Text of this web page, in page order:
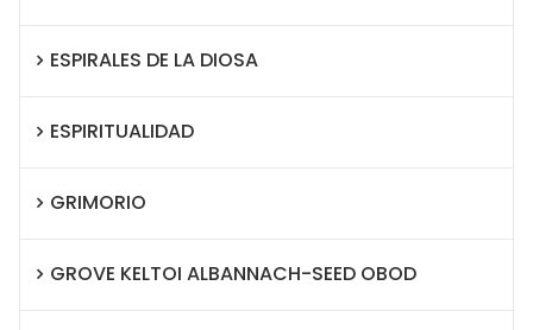
ESPIRALES DE LA DIOSA
ESPIRITUALIDAD
GRIMORIO
GROVE KELTOI ALBANNACH-SEED OBOD